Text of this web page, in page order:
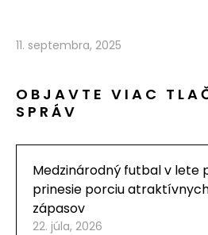
11. septembra, 2025
OBJAVTE VIAC
SPRÁV
Medzinárodný futbal v lete
prinesie porciu
zápasov
22. júla, 2026